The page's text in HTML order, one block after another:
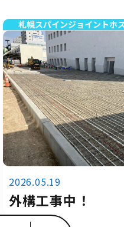
札幌スパインジョイントホ
2026.05.19
外構工事中！